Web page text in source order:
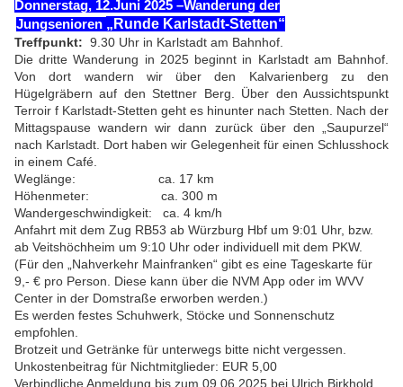
Donnerstag, 12.Juni 2025 –Wanderung der
Jungsenioren „Runde Karlstadt-Stetten“
Treffpunkt: 9.30 Uhr in Karlstadt am Bahnhof.
Die dritte Wanderung in 2025 beginnt in Karlstadt am Bahnhof.
Von dort wandern wir über den Kalvarienberg zu den
Hügelgräbern auf den Stettner Berg. Über den Aussichtspunkt
Terroir f Karlstadt-Stetten geht es hinunter nach Stetten. Nach der
Mittagspause wandern wir dann zurück über den „Saupurzel“
nach Karlstadt. Dort haben wir Gelegenheit für einen Schlusshock
in einem Café.
Weglänge: ca. 17 km
Höhenmeter: ca. 300 m
Wandergeschwindigkeit: ca. 4 km/h
Anfahrt mit dem Zug RB53 ab Würzburg Hbf um 9:01 Uhr, bzw.
ab Veitshöchheim um 9:10 Uhr oder individuell mit dem PKW.
(Für den „Nahverkehr Mainfranken“ gibt es eine Tageskarte für
9,- € pro Person. Diese kann über die NVM App oder im WVV
Center in der Domstraße erworben werden.)
Es werden festes Schuhwerk, Stöcke und Sonnenschutz
empfohlen.
Brotzeit und Getränke für unterwegs bitte nicht vergessen.
Unkostenbeitrag für Nichtmitglieder: EUR 5,00
Verbindliche Anmeldung bis zum 09.06.2025 bei Ulrich Birkhold